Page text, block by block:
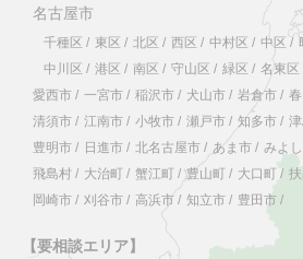
名古屋市
千種区 / 東区 / 北区 / 西区 / 中村区 / 中区 /
中川区 / 港区 / 南区 / 守山区 / 緑区 / 名東区
愛西市 / 一宮市 / 稲沢市 / 犬山市 / 岩倉市 /
清須市 / 江南市 / 小牧市 / 瀬戸市 / 知多市 /
豊明市 / 日進市 / 北名古屋市 / あま市 / みよ
飛島村 / 大治町 / 蟹江町 / 豊山町 / 大口町 /
岡崎市 / 刈谷市 / 高浜市 / 知立市 / 豊田市 /
【要相談エリア】